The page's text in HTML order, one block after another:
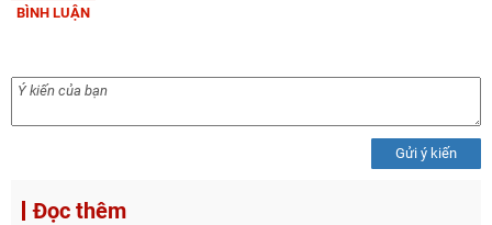
BÌNH LUẬN
Gửi ý kiến
Đọc thêm